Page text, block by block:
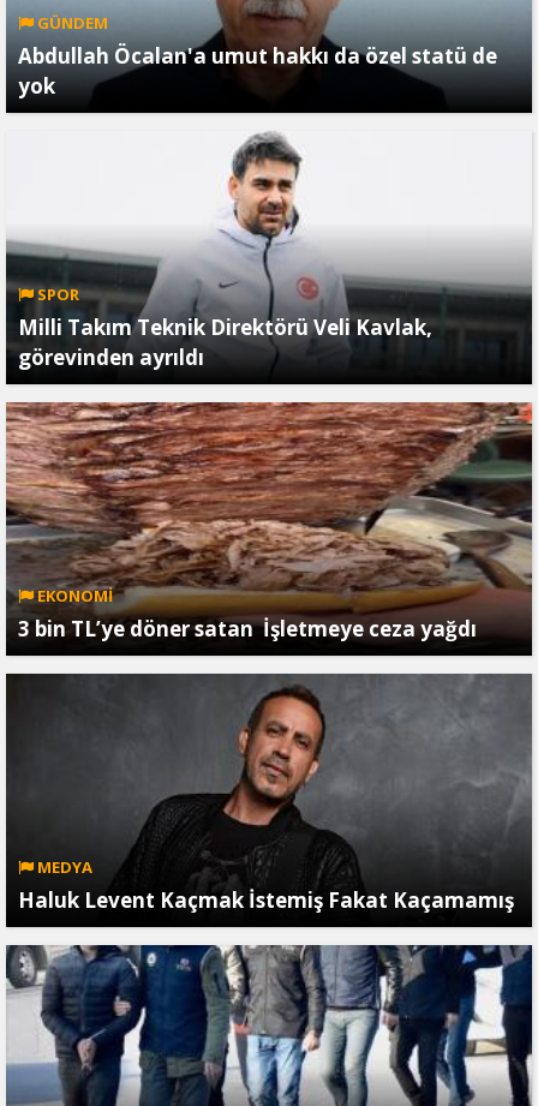
GÜNDEM
Abdullah Öcalan'a umut hakkı da özel statü de
yok
SPOR
Milli Takım Teknik Direktörü Veli Kavlak,
görevinden ayrıldı
EKONOMİ
3 bin TL’ye döner satan İşletmeye ceza yağdı
MEDYA
Haluk Levent Kaçmak İstemiş Fakat Kaçamamış